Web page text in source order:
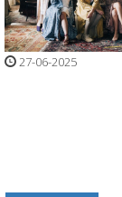
27-06-2025